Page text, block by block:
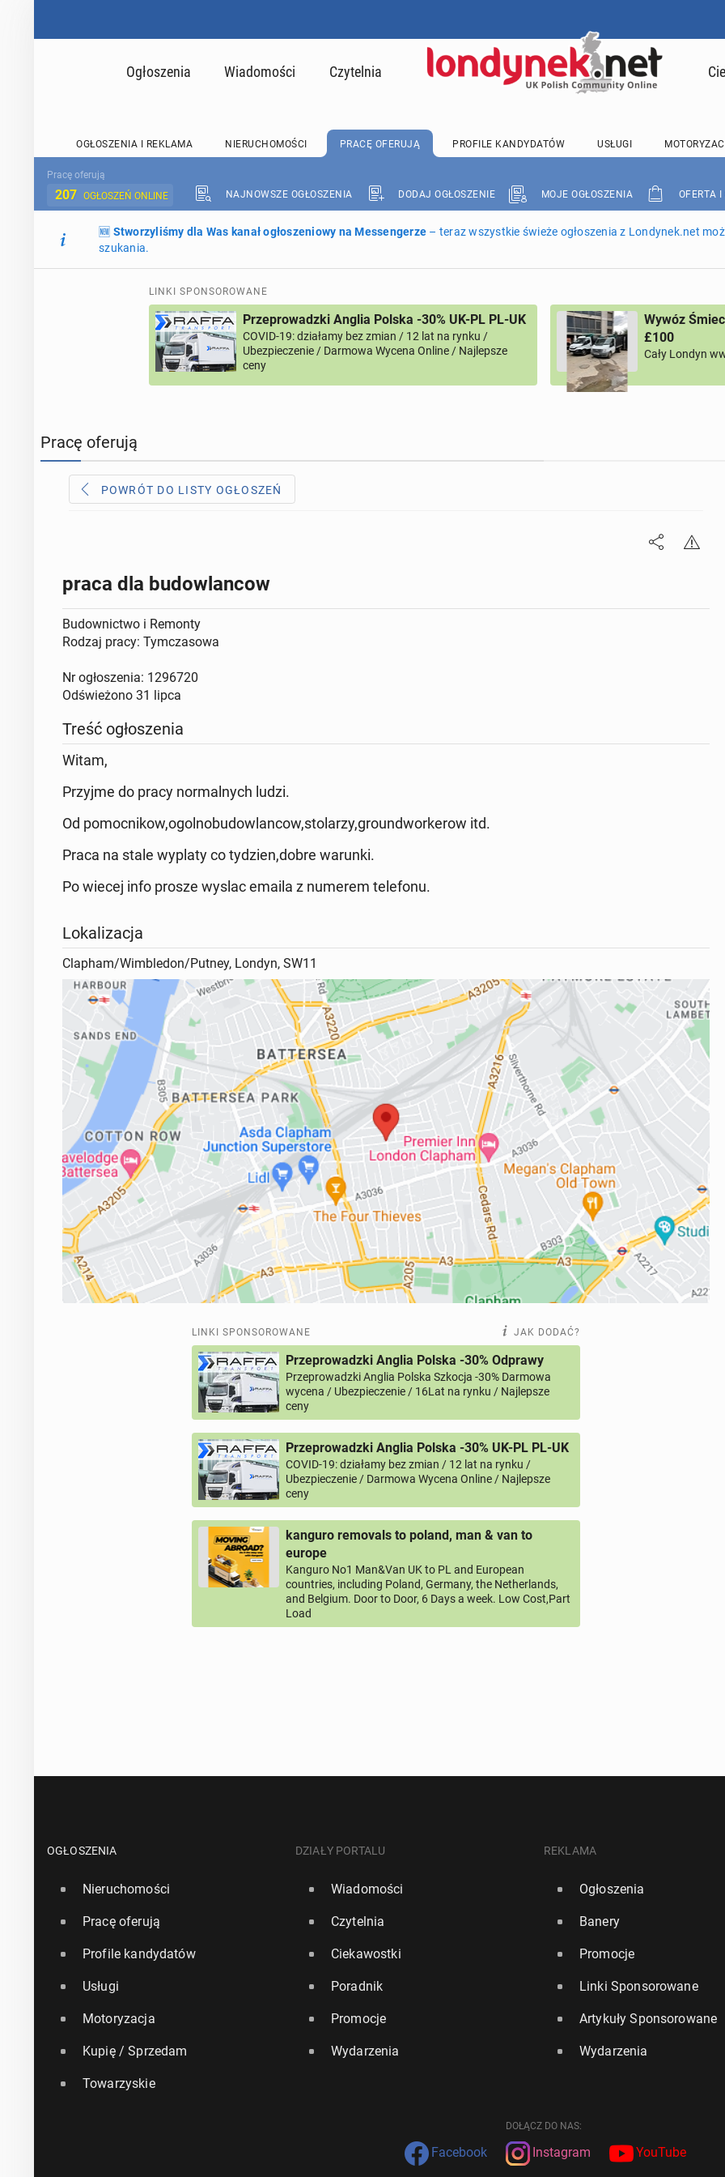
Ogłoszenia Wiadomości Czytelnia
OGŁOSZENIA I REKLAMA NIERUCHOMOŚCI PRACĘ OFERUJĄ PROFILE KANDYDATÓW USŁUGI
Pracę oferują
207 OGŁOSZEŃ ONLINE NAJNOWSZE OGŁOSZENIA DODAJ OGŁOSZENIE MOJE OGŁOSZENIA OFERTA I
🆕 Stworzyliśmy dla Was kanał ogłoszeniowy na Messengerze – teraz wszystkie świeże ogłoszenia z Londynek.net
szukania.
LINKI SPONSOROWANE
Przeprowadzki Anglia Polska -30% UK-PL PL-UK
COVID-19: działamy bez zmian / 12 lat na rynku /
Ubezpieczenie / Darmowa Wycena Online / Najlepsze
ceny
Wywóz
£100
Cały Londyn
Pracę oferują
POWRÓT DO LISTY OGŁOSZEŃ
praca dla budowlancow
Budownictwo i Remonty
Rodzaj pracy: Tymczasowa
Nr ogłoszenia: 1296720
Odświeżono31 lipca
Treść ogłoszenia
Witam,
Przyjme do pracy normalnych ludzi.
Od pomocnikow,ogolnobudowlancow,stolarzy,groundworkerow itd.
Praca na stale wyplaty co tydzien,dobre warunki.
Po wiecej info prosze wyslac emaila z numerem telefonu.
Lokalizacja
Clapham/Wimbledon/Putney, Londyn, SW11
LINKI SPONSOROWANE JAK DODAĆ?
Przeprowadzki Anglia Polska -30% Odprawy
Przeprowadzki Anglia Polska Szkocja -30% Darmowa
wycena / Ubezpieczenie / 16Lat na rynku / Najlepsze
ceny
Przeprowadzki Anglia Polska -30% UK-PL PL-UK
COVID-19: działamy bez zmian / 12 lat na rynku /
Ubezpieczenie / Darmowa Wycena Online / Najlepsze
ceny
kanguro removals to poland, man & van to
europe
Kanguro No1 Man&Van UK to PL and European
countries, including Poland, Germany, the Netherlands,
and Belgium. Door to Door, 6 Days a week. Low Cost,Part
Load
OGŁOSZENIA
Nieruchomości
Pracę oferują
Profile kandydatów
Usługi
Motoryzacja
Kupię / Sprzedam
Towarzyskie
DZIAŁY PORTALU
Wiadomości
Czytelnia
Ciekawostki
Poradnik
Promocje
Wydarzenia
REKLAMA
Ogłoszenia
Banery
Promocje
Linki Sponsorowane
Artykuły Sponsorowane
Wydarzenia
DOŁĄCZ DO NAS:
Facebook Instagram YouTube